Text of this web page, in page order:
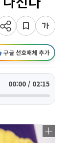
구글 선호매체 추가
00:00 / 02:15